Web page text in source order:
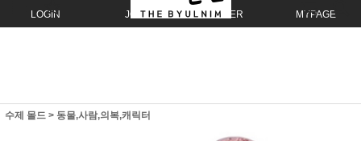
LOGIN JOIN ORDER MYPAGE
수제 몰드 > 동물,사람,의복,캐릭터